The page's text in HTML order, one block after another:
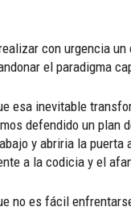
con urgencia
el paradigma
esa inevitable
defendido un
y abriria la
a la codicia y el
no es fácil